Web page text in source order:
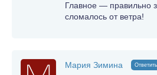
Главное — правильно
сломалось от ветра!
Мария Зимина Ответить